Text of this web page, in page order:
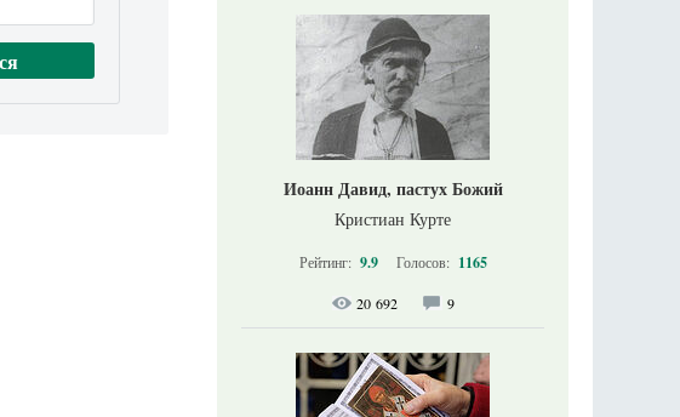
Иоанн Давид, пастух Божий
Кристиан Курте
Рейтинг: 9.9 Голосов: 1165
20 692 9